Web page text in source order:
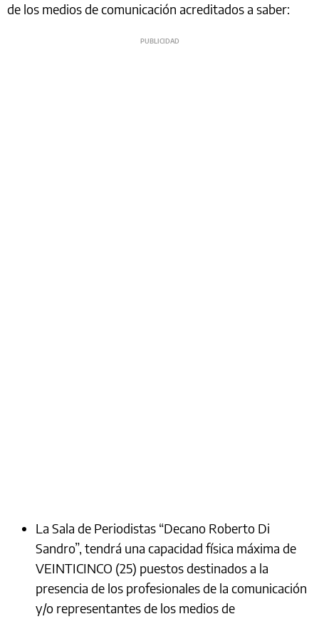
de los medios de comunicación acreditados a saber:
La Sala de Periodistas “Decano Roberto Di
Sandro”, tendrá una capacidad física máxima de
VEINTICINCO (25) puestos destinados a la
presencia de los profesionales de la comunicación
y/o representantes de los medios de